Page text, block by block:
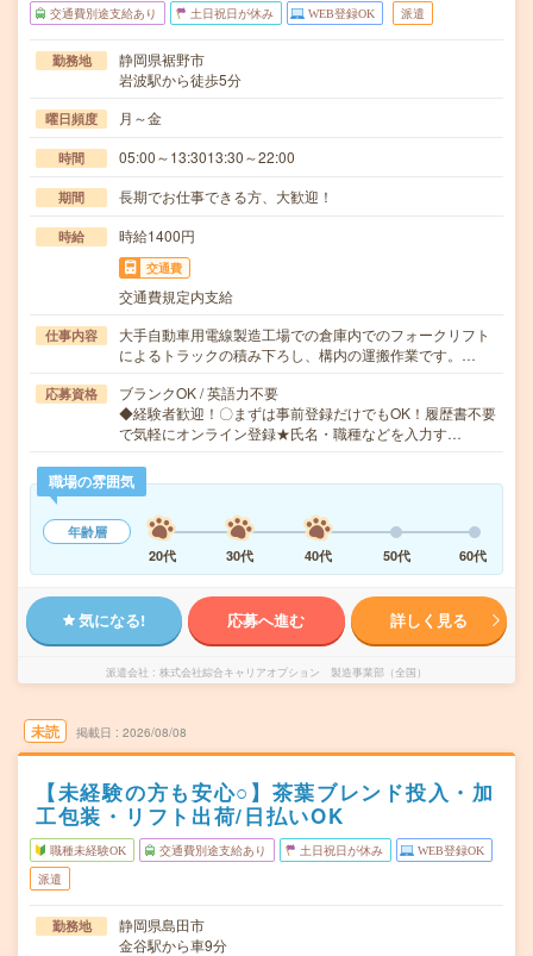
交通費別途支給あり 土日祝日が休み WEB登録OK 派遣
勤務地
静岡県裾野市
岩波駅から徒歩5分
曜日頻度 月～金
時間 05:00～13:3013:30～22:00
期間 長期でお仕事できる方、大歓迎！
時給 時給1400円
交通費
交通費規定内支給
仕事内容
大手自動車用電線製造工場での倉庫内でのフォークリフト
によるトラックの積み下ろし、構内の運搬作業です。…
応募資格
ブランクOK / 英語力不要
◆経験者歓迎！〇まずは事前登録だけでもOK！履歴書不要
で気軽にオンライン登録★氏名・職種などを入力す…
職場の雰囲気
年齢層
20代
30代 40代 50代 60代
気になる! 応募へ進む 詳しく見る
派遣会社 株式会社綜合キャリアオプション 製造事業部（全国）
未読 掲載日 2026/08/08
【未経験の方も安心○】茶葉ブレンド投入・加
工包装・リフト出荷/日払いOK
職種未経験OK 交通費別途支給あり 土日祝日が休み WEB登録OK
派遣
勤務地
静岡県島田市
金谷駅から車9分